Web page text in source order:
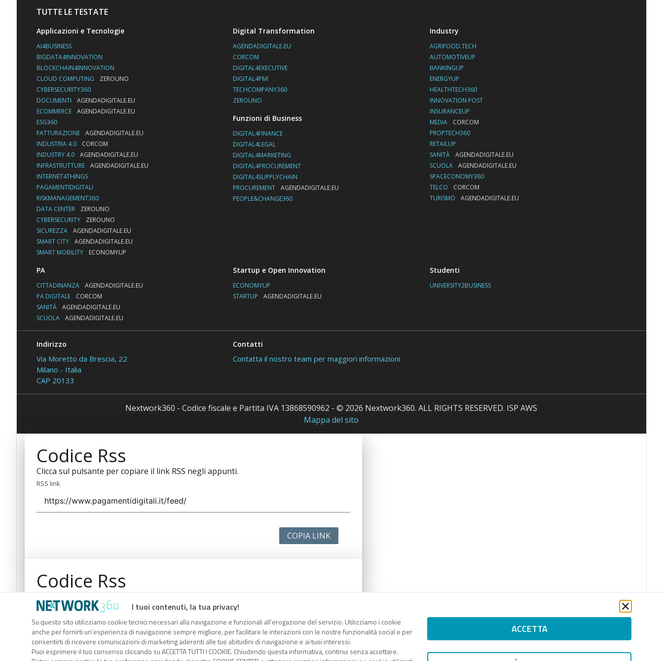
I tuoi contenuti, la tua privacy!
Su questo sito utilizziamo cookie tecnici necessari alla navigazione e funzionali all’erogazione del servizio. Utilizziamo i cookie
anche per fornirti un’esperienza di navigazione sempre migliore, per facilitare le interazioni con le nostre funzionalità social e per
consentirti di ricevere comunicazioni di marketing aderenti alle tue abitudini di navigazione e ai tuoi interessi.
Puoi esprimere il tuo consenso cliccando su ACCETTA TUTTI I COOKIE. Chiudendo questa informativa, continui senza accettare.
ACCETTA
TUTTE LE TESTATE
Applicazioni e Tecnologie
AI4BUSINESS
BIGDATA4INNOVATION
BLOCKCHAIN4INNOVATION
CLOUD COMPUTING
ZEROUNO
CYBERSECURITY360
DOCUMENTI
AGENDADIGITALE.EU
ECOMMERCE
AGENDADIGITALE.EU
ESG360
FATTURAZIONE
AGENDADIGITALE.EU
INDUSTRIA 4.0
CORCOM
INDUSTRY 4.0
AGENDADIGITALE.EU
INFRASTRUTTURE
AGENDADIGITALE.EU
INTERNET4THINGS
PAGAMENTIDIGITALI
RISKMANAGEMENT360
DATA CENTER
ZEROUNO
CYBERSECURITY
ZEROUNO
SICUREZZA
AGENDADIGITALE.EU
SMART CITY
AGENDADIGITALE.EU
SMART MOBILITY
ECONOMYUP
Digital Transformation
AGENDADIGITALE.EU
CORCOM
DIGITAL4EXECUTIVE
DIGITAL4PMI
TECHCOMPANY360
ZEROUNO
Funzioni di Business
DIGITAL4FINANCE
DIGITAL4LEGAL
DIGITAL4MARKETING
DIGITAL4PROCUREMENT
DIGITAL4SUPPLYCHAIN
PROCUREMENT
AGENDADIGITALE.EU
PEOPLE&CHANGE360
Industry
AGRIFOOD.TECH
AUTOMOTIVEUP
BANKINGUP
ENERGYUP
HEALTHTECH360
INNOVATION POST
INSURANCEUP
MEDIA
CORCOM
PROPTECH360
RETAILUP
SANITÀ
AGENDADIGITALE.EU
SCUOLA
AGENDADIGITALE.EU
SPACECONOMY360
TELCO
CORCOM
TURISMO
AGENDADIGITALE.EU
PA
CITTADINANZA
AGENDADIGITALE.EU
PA DIGITALE
CORCOM
SANITÀ
AGENDADIGITALE.EU
SCUOLA
AGENDADIGITALE.EU
Startup e Open Innovation
ECONOMYUP
STARTUP
AGENDADIGITALE.EU
Studenti
UNIVERSITY2BUSINESS
Indirizzo
Via Moretto da Brescia, 22
Milano - Italia
CAP 20133
Contatti
Contatta il nostro team per maggiori informazioni
Nextwork360 - Codice fiscale e Partita IVA 13868590962 - © 2026 Nextwork360. ALL RIGHTS RESERVED. ISP AWS
Mappa del sito
Codice Rss
Clicca sul pulsante per copiare il link RSS negli appunti.
RSS link
COPIA LINK
Codice Rss
RSS link